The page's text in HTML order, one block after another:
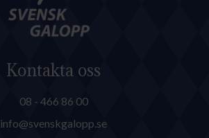
Kontakta oss
08 - 466 86 00
info@svenskgalopp.se